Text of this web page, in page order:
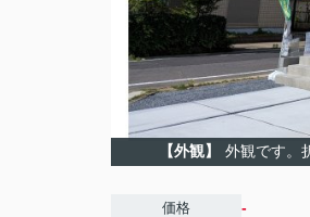
【外観】 外観です。
価格 -